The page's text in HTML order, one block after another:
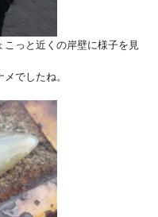
っと近くの岸壁に様子を見
でしたね。